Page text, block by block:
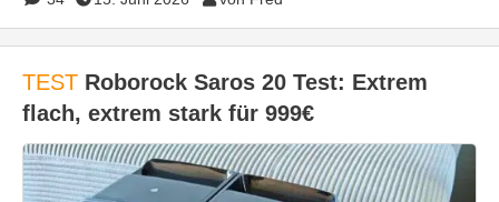
TEST Roborock Saros 20 Test: Extrem
flach, extrem stark für 999€